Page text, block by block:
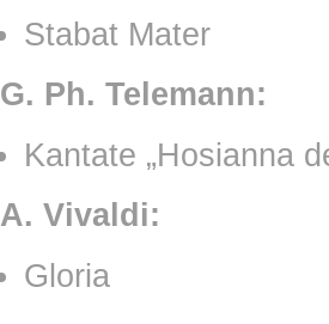
Stabat Mater
G. Ph. Telemann:
Kantate „Hosianna
A. Vivaldi:
Gloria